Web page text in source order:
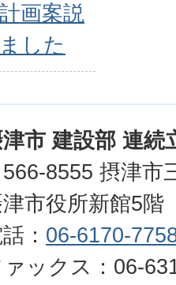
画案説
した
市 建設部 連続
8555 摂津市
市役所新館5階
： 06-6170-
ァックス：06-